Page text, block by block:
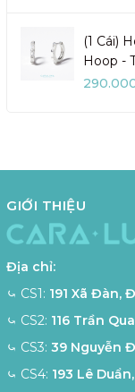
(1 Cái)
Hoop -
GIỚI THIỆU
Địa chỉ:
⤿ CS1: 191 Xã Đàn,
⤿ CS2: 116 Trần
⤿ CS3: 39 Nguyễn
⤿ CS4: 193 Lê